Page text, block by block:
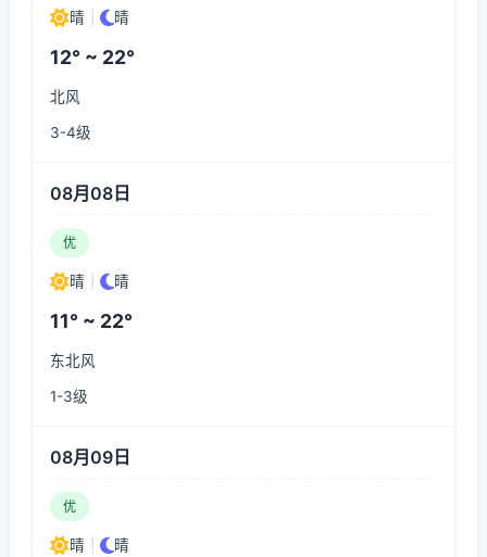
晴 晴
12° ~ 22°
北风
3-4级
08月08日
优
晴 晴
11° ~ 22°
东北风
1-3级
08月09日
优
晴 晴